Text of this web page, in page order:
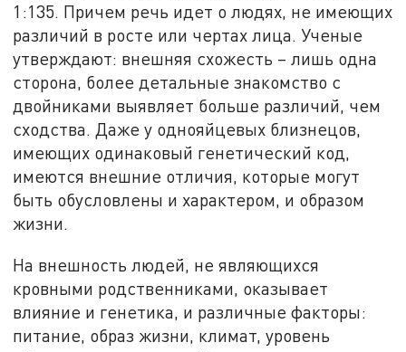
1:135. Причем речь идет о людях, не имеющих
различий в росте или чертах лица. Ученые
утверждают: внешняя схожесть – лишь одна
сторона, более детальные знакомство с
двойниками выявляет больше различий, чем
сходства. Даже у однояйцевых близнецов,
имеющих одинаковый генетический код,
имеются внешние отличия, которые могут
быть обусловлены и характером, и образом
жизни.
На внешность людей, не являющихся
кровными родственниками, оказывает
влияние и генетика, и различные факторы:
питание, образ жизни, климат, уровень